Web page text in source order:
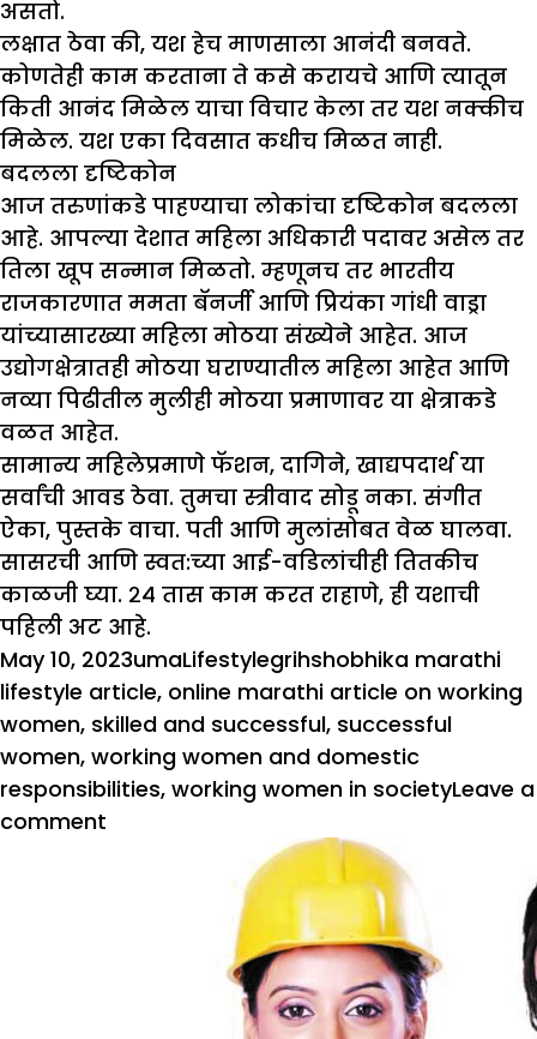
असतो.
लक्षात ठेवा की, यश हेच माणसाला आनंदी बनवते.
कोणतेही काम करताना ते कसे करायचे आणि त्यातून
किती आनंद मिळेल याचा विचार केला तर यश नक्कीच
मिळेल. यश एका दिवसात कधीच मिळत नाही.
बदलला दृष्टिकोन
आज तरुणांकडे पाहण्याचा लोकांचा दृष्टिकोन बदलला
आहे. आपल्या देशात महिला अधिकारी पदावर असेल तर
तिला खूप सन्मान मिळतो. म्हणूनच तर भारतीय
राजकारणात ममता बॅनर्जी आणि प्रियंका गांधी वाड्रा
यांच्यासारख्या महिला मोठया संख्येने आहेत. आज
उद्योगक्षेत्रातही मोठया घराण्यातील महिला आहेत आणि
नव्या पिढीतील मुलीही मोठया प्रमाणावर या क्षेत्राकडे
वळत आहेत.
सामान्य महिलेप्रमाणे फॅशन, दागिने, खाद्यपदार्थ या
सर्वांची आवड ठेवा. तुमचा स्त्रीवाद सोडू नका. संगीत
ऐका, पुस्तके वाचा. पती आणि मुलांसोबत वेळ घालवा.
सासरची आणि स्वत:च्या आई-वडिलांचीही तितकीच
काळजी घ्या. २४ तास काम करत राहाणे, ही यशाची
पहिली अट आहे.
Posted
on
May 10, 2023Author
umaCategories
LifestyleTags
grihshobhika marathi
lifestyle article, online marathi article on working
women, skilled and successful, successful
women, working women and domestic
responsibilities, working women in societyLeave a
comment